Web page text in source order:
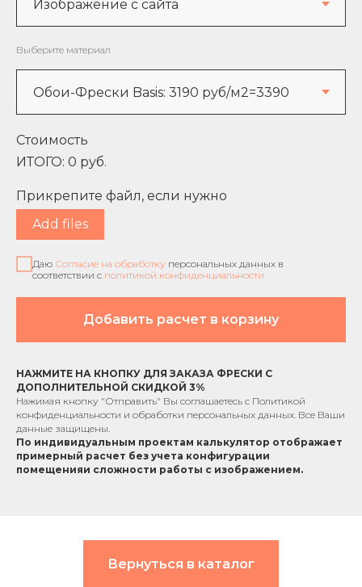
Выберите материал
Стоимость
ИТОГО: 0 руб.
Прикрепите файл, если нужно
Add files
Даю Согласие на обработку персональных данных в
соответствии с политикой конфиденциальности
Добавить расчет в корзину
НАЖМИТЕ НА КНОПКУ ДЛЯ ЗАКАЗА ФРЕСКИ С
ДОПОЛНИТЕЛЬНОЙ СКИДКОЙ 3%
Нажимая кнопку "Отправить" Вы соглашаетесь с Политикой
конфиденциальности и обработки персональных данных. Все Ваши
данные защищены.
По индивидуальным проектам калькулятор отображает
примерный расчет без учета конфигурации
помещенияи сложности работы с изображением.
Вернуться в каталог